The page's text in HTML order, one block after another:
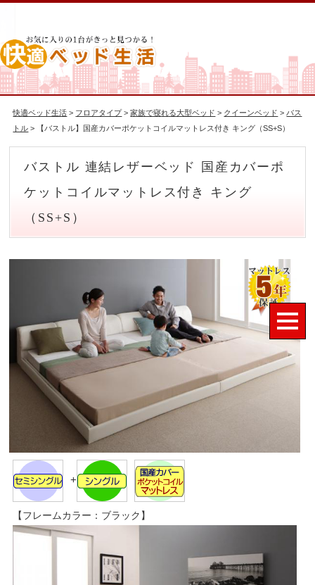
快適ベッド生活 > フロアタイプ >家族で寝れる大型ベッド > クイーンベッド >バス
トル > 【バストル】国産カバーポケットコイルマットレス付き キング（SS+S）
バストル 連結レザーベッド 国産カバーポ
ケットコイルマットレス付き キング
（SS+S）
+
【フレームカラー：ブラック】